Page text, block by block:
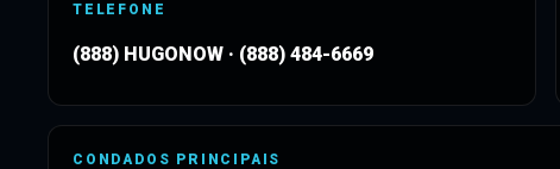
TELEFONE
(888) HUGONOW · (888) 484-6669
CONDADOS PRINCIPAIS